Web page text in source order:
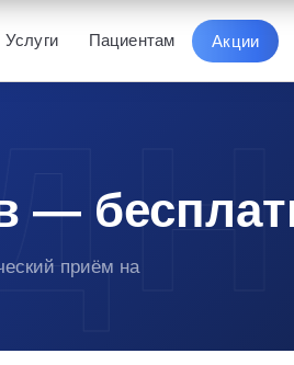
Услуги Пациентам Акции
—
приём на